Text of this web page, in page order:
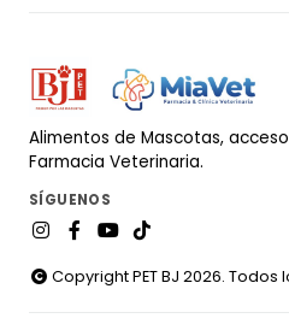
Alimentos de Mascotas,
Farmacia Veterinaria.
SÍGUENOS
Copyright PET BJ 2026.